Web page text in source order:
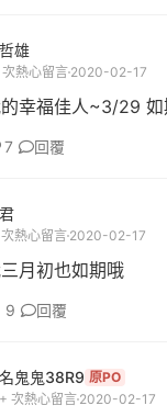
雄
熱心留言2020-02-17
幸福佳人~3/29
7 回覆
熱心留言 2020-02-17
月初也如期哦
9 回覆
鬼鬼38R9 原PO
次熱心留言 2020-02-17